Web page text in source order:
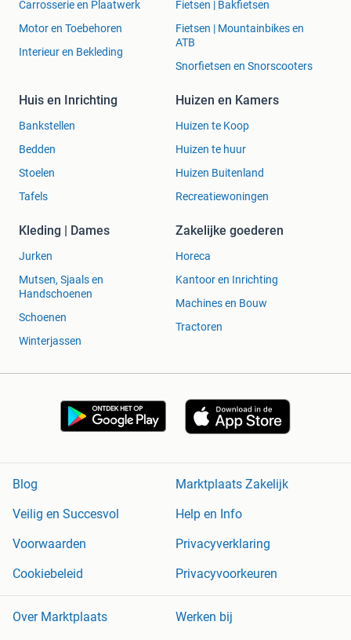
Carrosserie en Plaatwerk
Motor en Toebehoren
Interieur en Bekleding
Fietsen | Bakfietsen
Fietsen | Mountainbikes en
ATB
Snorfietsen en Snorscooters
Huis en Inrichting
Bankstellen
Bedden
Stoelen
Tafels
Huizen en Kamers
Huizen te Koop
Huizen te huur
Huizen Buitenland
Recreatiewoningen
Kleding | Dames
Jurken
Mutsen, Sjaals en
Handschoenen
Schoenen
Winterjassen
Zakelijke goederen
Horeca
Kantoor en Inrichting
Machines en Bouw
Tractoren
Blog
Marktplaats Zakelijk
Veilig en Succesvol
Help en Info
Voorwaarden
Privacyverklaring
Cookiebeleid
Privacyvoorkeuren
Over Marktplaats
Werken bij